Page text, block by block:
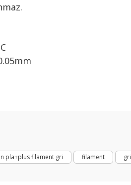
pla+plus filament gri filament